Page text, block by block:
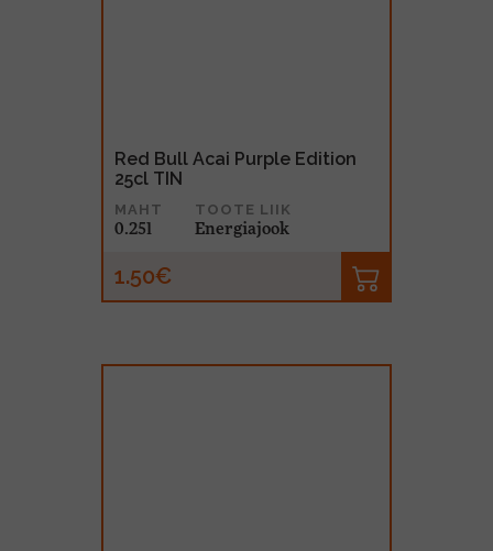
Red Bull Acai Purple Edition
25cl TIN
MAHT
0.25l
TOOTE LIIK
Energiajook
1.50€